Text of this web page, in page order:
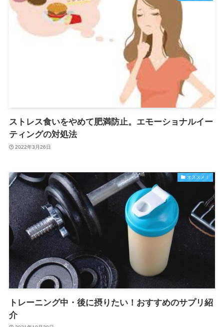
ストレス食いをやめて肥満防止。エモーショナルイー
ティングの対処法
2022年3月26日
オススメ！
トレーニング中・後に摂りたい！おすすめのサプリ紹
介